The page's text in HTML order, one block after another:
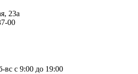
23а
00
вс с 9:00 до 19:00